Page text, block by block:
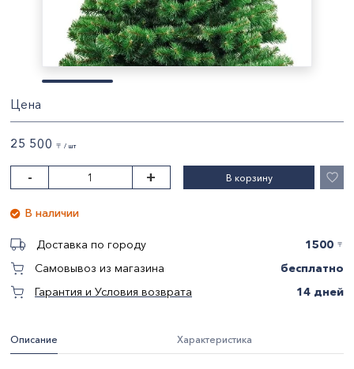
Описание Характеристика
Цена
25 500 〒 / шт
- + В корзину
В наличии
Доставка по городу 1500 〒
Самовывоз из магазина
бесплатно
Гарантия и Условия возврата
14 дней